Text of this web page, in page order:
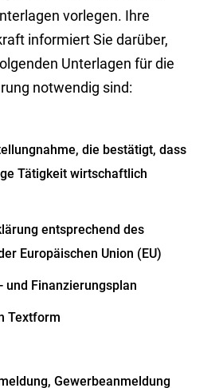
vorlegen. Ihre
informiert Sie darüber,
Unterlagen für die
notwendig sind:
die bestätigt, dass
Tätigkeit wirtschaftlich
entsprechend des
Europäischen Union (EU)
und Finanzierungsplan
Textform
Gewerbeanmeldung